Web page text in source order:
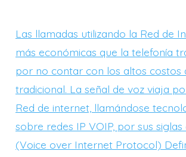
Las llamadas utilizando la Red de
más económicas que la telefonía
por no contar con los altos costos
tradicional. La señal de voz viaja
Red de internet, llamándose
sobre redes IP VOIP, por sus siglas
(Voice over Internet Protocol)